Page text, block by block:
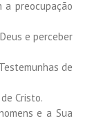
a preocupação
e perceber
de
Cristo.
e a Sua